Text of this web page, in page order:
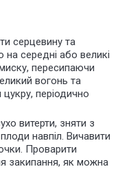
серцевину та
на середні або великі
пересипаючи
вогонь та
періодично
витерти, зняти з
навпіл. Вичавити
Проварити
закипання, як можна